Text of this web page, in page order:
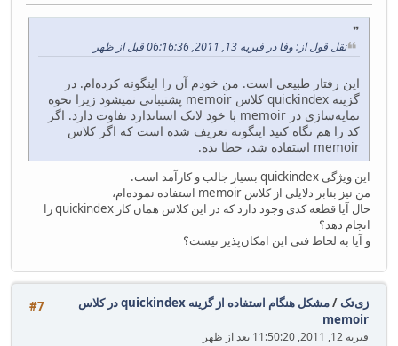
نقل قول از: وفا در فبریه 13, 2011, 06:16:36 قبل از ظهر
این رفتار طبیعی است. من خودم آن را اینگونه کرده‌ام. در
گزینه quickindex کلاس memoir پشتیبانی نمیشود زیرا نحوه
نمایه‌سازی در memoir با خود لاتک استاندارد تفاوت دارد. اگر
کد را هم نگاه کنید اینگونه تعریف شده است که اگر کلاس
memoir استفاده شد، خطا بده.
این ویژگی quickindex بسیار جالب و کارآمد است.
من نیز بنابر دلایلی از کلاس memoir استفاده نموده‌ام،
حال آیا قطعه کدی وجود دارد که در این کلاس همان کار quickindex را
انجام دهد؟
و آیا به لحاظ فنی این امکان‌پذیر نیست؟
#7 زی‌تک/
مشکل هنگام استفاده از گزینه quickindex در کلاس
memoir
فبریه 12, 2011, 11:50:20 بعد از ظهر